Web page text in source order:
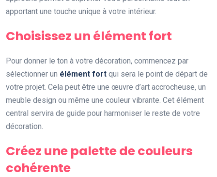
apportant une touche unique à votre intérieur.
Choisissez un élément fort
Pour donner le ton à votre décoration, commencez par
sélectionner un élément fort qui sera le point de départ de
votre projet. Cela peut être une œuvre d’art accrocheuse, un
meuble design ou même une couleur vibrante. Cet élément
central servira de guide pour harmoniser le reste de votre
décoration.
Créez une palette de couleurs
cohérente